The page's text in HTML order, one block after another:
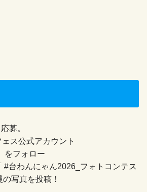
募。
ス公式アカウント
をフォロー
#台わんにゃん2026_フォトコンテス
写真を投稿！